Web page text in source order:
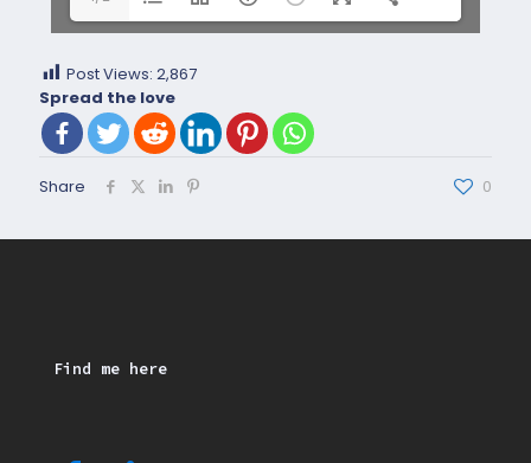
Post Views: 2,867
Spread the love
Share 0
Find me here